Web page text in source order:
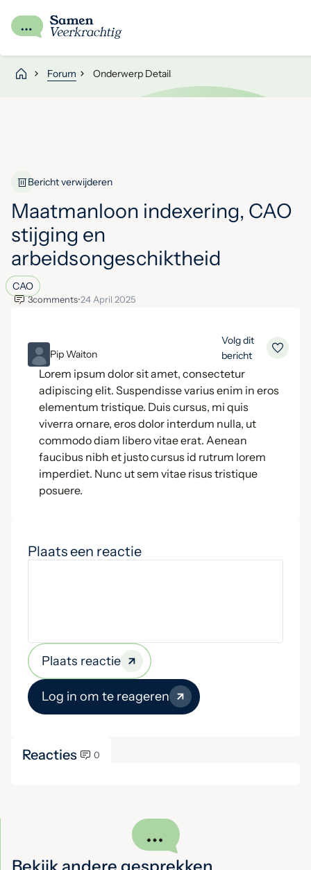
Forum Onderwerp Detail
Bericht verwijderen
Maatmanloon indexering, CAO
stijging en
arbeidsongeschiktheid
CAO
3comments•24 April 2025
ML Pip Waiton
Volg dit
bericht
Lorem ipsum dolor sit amet, consectetur
adipiscing elit. Suspendisse varius enim in eros
elementum tristique. Duis cursus, mi quis
viverra ornare, eros dolor interdum nulla, ut
commodo diam libero vitae erat. Aenean
faucibus nibh et justo cursus id rutrum lorem
imperdiet. Nunc ut sem vitae risus tristique
posuere.
Plaats een reactie
Plaats reactie
Log in om te reageren
Reacties 0